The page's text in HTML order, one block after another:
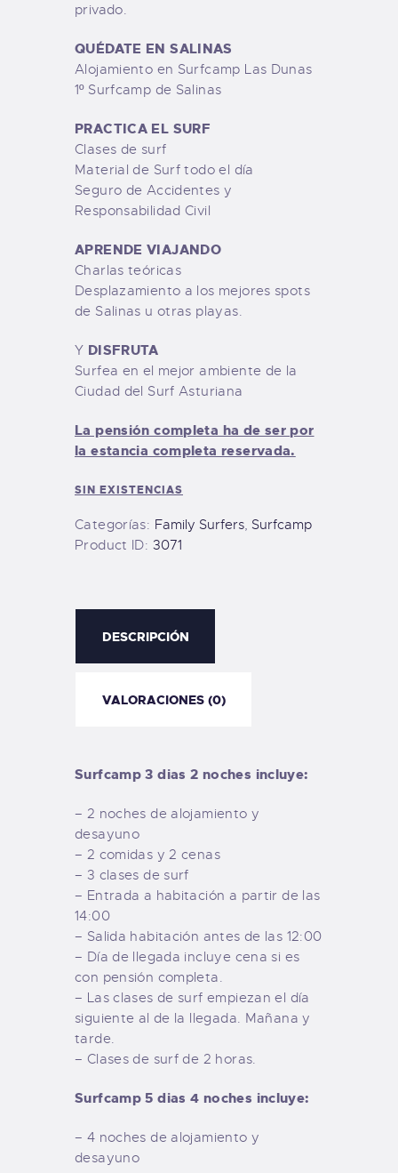
privado.
QUÉDATE EN SALINAS
Alojamiento en Surfcamp Las Dunas
1º Surfcamp de Salinas
PRACTICA EL SURF
Clases de surf
Material de Surf todo el día
Seguro de Accidentes y
Responsabilidad Civil
APRENDE VIAJANDO
Charlas teóricas
Desplazamiento a los mejores spots
de Salinas u otras playas.
Y DISFRUTA
Surfea en el mejor ambiente de la
Ciudad del Surf Asturiana
La pensión completa ha de ser por
la estancia completa reservada.
SIN EXISTENCIAS
Categorías: Family Surfers, Surfcamp
Product ID: 3071
DESCRIPCIÓN
VALORACIONES (0)
Surfcamp 3 dias 2 noches incluye:
– 2 noches de alojamiento y
desayuno
– 2 comidas y 2 cenas
– 3 clases de surf
– Entrada a habitación a partir de las
14:00
– Salida habitación antes de las 12:00
– Día de llegada incluye cena si es
con pensión completa.
– Las clases de surf empiezan el día
siguiente al de la llegada. Mañana y
tarde.
– Clases de surf de 2 horas.
Surfcamp 5 dias 4 noches incluye:
– 4 noches de alojamiento y
desayuno